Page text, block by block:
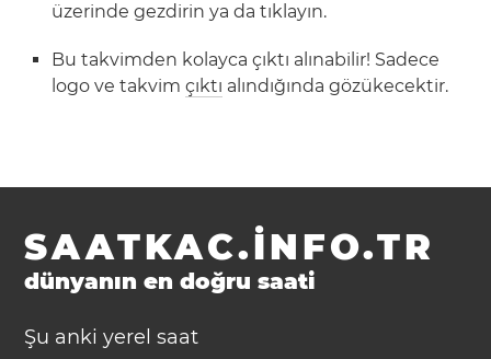
üzerinde gezdirin ya da tıklayın.
Bu takvimden kolayca çıktı alınabilir! Sadece
logo ve takvimçıktı alındığında gözükecektir.
SAATKAC.INFO.TR
dünyanın en doğru saati
Şu anki yerel saat